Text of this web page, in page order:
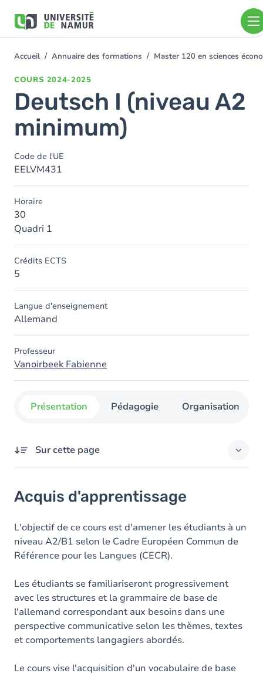
contenu
You
Accueil Annuaire des formations Master 120 en sciences
COURS 2024-2025
Deutsch I (niveau A2
minimum)
Code de l'UE
EELVM431
Horaire
30
Quadri 1
Crédits ECTS
5
Langue d'enseignement
Allemand
Professeur
Vanoirbeek Fabienne
Présentation Pédagogie Organisation
Sur cette page
Objectifs
Contenu
Table des matières
Acquis d'apprentissage
L'objectif de ce cours est d'amener les étudiants à un
niveau A2/B1 selon le Cadre Européen Commun de
Référence pour les Langues (CECR).
Les étudiants se familiariseront progressivement
avec les structures et la grammaire de base de
l'allemand correspondant aux besoins dans une
perspective communicative selon les thèmes, textes
et comportements langagiers abordés.
Le cours vise l'acquisition d'un vocabulaire de base